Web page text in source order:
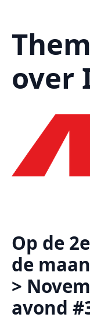
over
Op de
de
>
avond